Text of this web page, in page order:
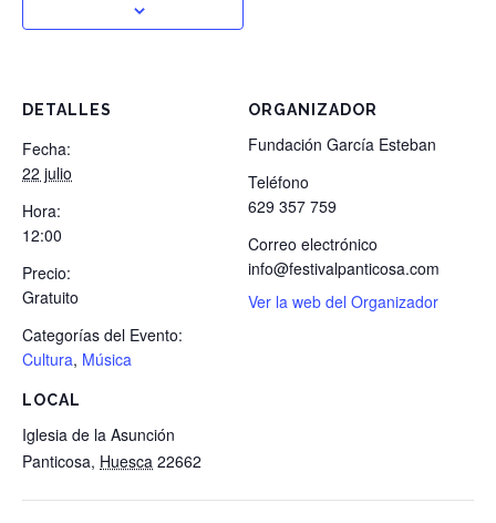
DETALLES
Fecha:
22 julio
Hora:
12:00
Precio:
Gratuito
Categorías del Evento:
Cultura, Música
LOCAL
Iglesia de la Asunción
Panticosa, Huesca 22662
ORGANIZADOR
Fundación García Esteban
Teléfono
629 357 759
Correo electrónico
info@festivalpanticosa.com
Ver la web del Organizador